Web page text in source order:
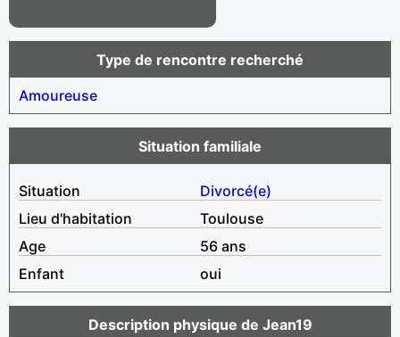
Type de rencontre recherché
Amoureuse
Situation familiale
Situation
Divorcé(e)
Lieu d'habitation
Toulouse
Age
56 ans
Enfant
oui
Description physique de Jean19